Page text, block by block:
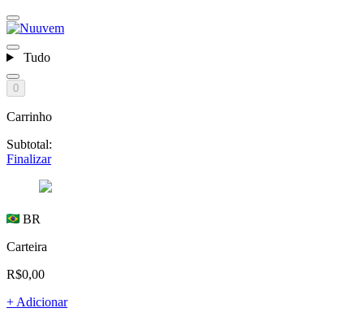
Tudo
0
Carrinho
Subtotal:
Finalizar
BR
Carteira
R$0,00
+ Adicionar